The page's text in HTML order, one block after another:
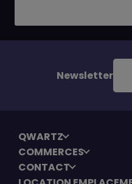
Newsletter
QWARTZ
COMMERCES
CONTACT